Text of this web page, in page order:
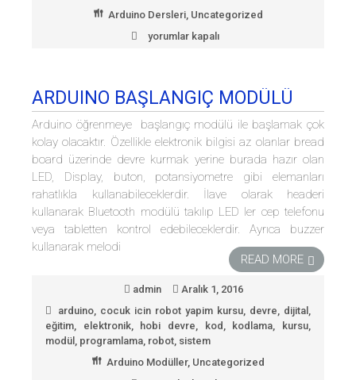
Arduino Dersleri, Uncategorized
Ders
modülü
ile
Kronometre
uygulaması
için
yorumlar kapalı
ARDUINO BAŞLANGIÇ MODÜLÜ
Arduino öğrenmeye başlangıç modülü ile başlamak çok
kolay olacaktır. Özellikle elektronik bilgisi az olanlar bread
board üzerinde devre kurmak yerine burada hazır olan
LED, Display, buton, potansiyometre gibi elemanları
rahatlıkla kullanabileceklerdir. İlave olarak headeri
kullanarak Bluetooth modülü takılıp LED ler cep telefonu
veya tabletten kontrol edebileceklerdir. Ayrıca buzzer
kullanarak melodi
READ MORE
admin
Aralık 1, 2016
arduino, cocuk icin robot yapim kursu, devre, dijital ,
eğitim, elektronik, hobi devre, kod , kodlama, kursu,
modül , programlama, robot, sistem
Arduino Modüller, Uncategorized